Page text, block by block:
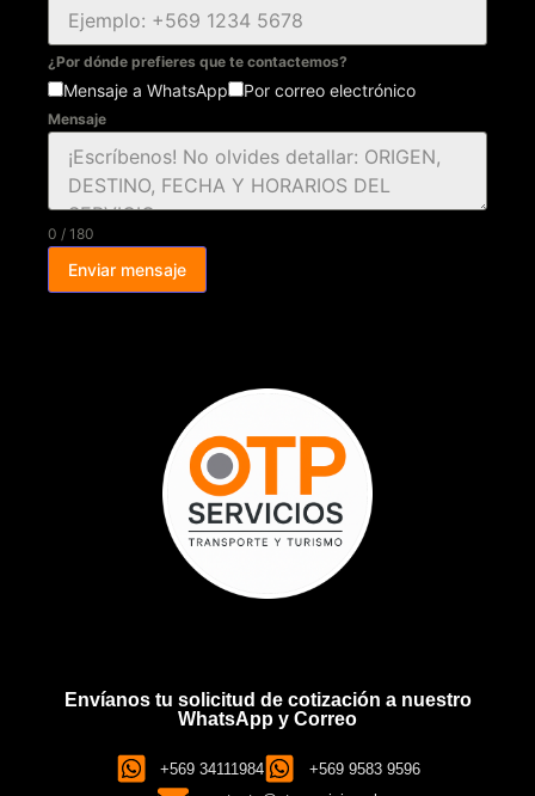
¿Por dónde prefieres que te contactemos?
Mensaje a WhatsApp Por correo electrónico
Mensaje
0 / 180
Enviar mensaje
Envíanos tu solicitud de cotización a nuestro
WhatsApp y Correo
+569 34111984
+569 9583 9596